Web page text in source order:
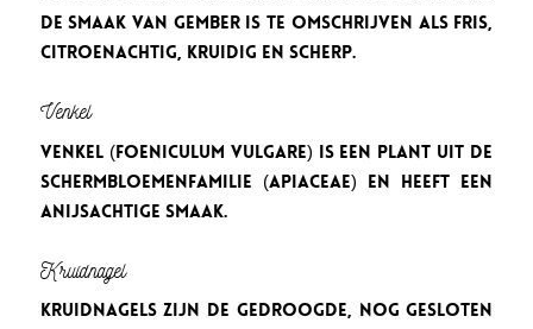
De smaak van gember is te omschrijven als fris,
citroenachtig, kruidig en scherp.
Venkel
Venkel (Foeniculum vulgare) is een plant uit de
schermbloemenfamilie (Apiaceae) en heeft een
anijsachtige smaak.
Kruidnagel
Kruidnagels zijn de gedroogde, nog gesloten